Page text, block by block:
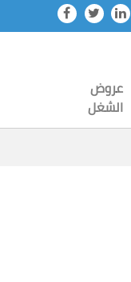
عروض
الشغل